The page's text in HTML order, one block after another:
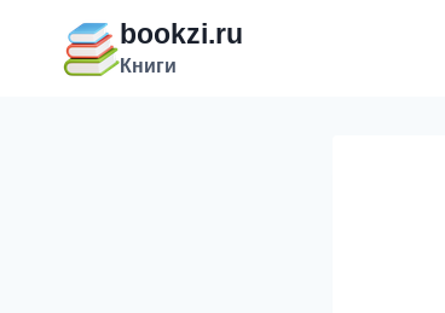
содержимому
bookzi.ru
Книги